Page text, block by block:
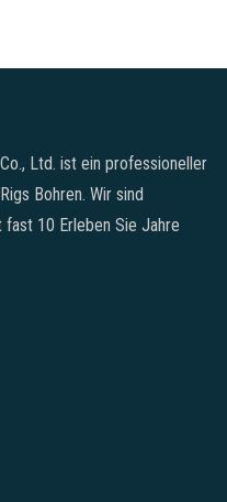
Ltd. ist ein professioneller
Bohren. Wir sind
10 Erleben Sie Jahre